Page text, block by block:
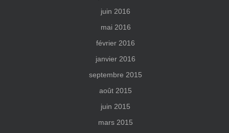
juin 2016
mai 2016
février 2016
janvier 2016
septembre 2015
août 2015
juin 2015
mars 2015